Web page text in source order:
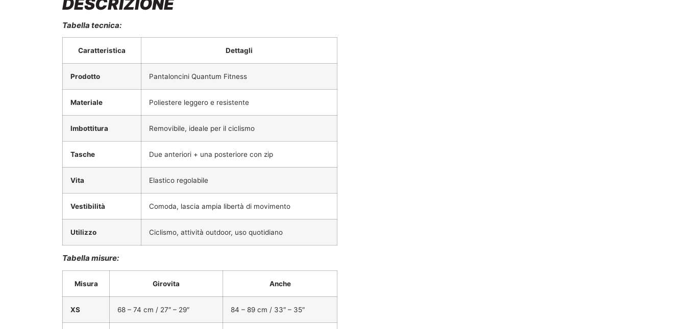
Tabella tecnica:
Caratteristica Dettagli
Prodotto Pantaloncini Quantum Fitness
Materiale Poliestere leggero e resistente
Imbottitura Removibile, ideale per il ciclismo
Tasche Due anteriori + una posteriore con zip
Vita Elastico regolabile
Vestibilità Comoda, lascia ampia libertà di movimento
Utilizzo Ciclismo, attività outdoor, uso quotidiano
Tabella misure:
Misura Girovita Anche
XS 68 – 74 cm / 27″ – 29″ 84 – 89 cm / 33″ – 35″